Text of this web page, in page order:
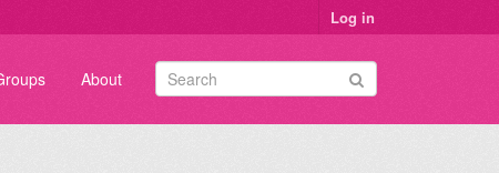
Log in
About